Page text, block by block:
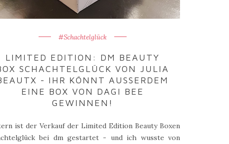
#Schachtelglück
LIMITED EDITION: DM BEAUTY
SCHACHTELGLÜCK VON JULIA
- IHR KÖNNT AUSSERDEM E
INE BOX VON DAGI BEE G
EWINNEN!
ist der Verkauf der Limited Edition Beauty Boxen
bei dm gestartet - und ich wusste von